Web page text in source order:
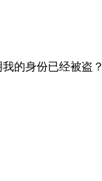
的身份已经被盗？